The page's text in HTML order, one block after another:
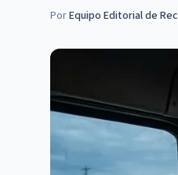
PorEquipo Editorial de